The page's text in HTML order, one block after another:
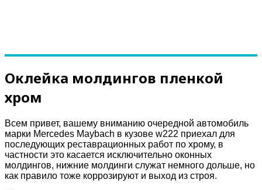
Оклейка молдингов пленкой
хром
Всем привет, вашему вниманию очередной автомобиль
марки Mercedes Maybach в кузове w222 приехал для
последующих реставрационных работ по хрому, в
частности это касается исключительно оконных
молдингов, нижние молдинги служат немного дольше, но
как правило тоже коррозируют и выход из строя.